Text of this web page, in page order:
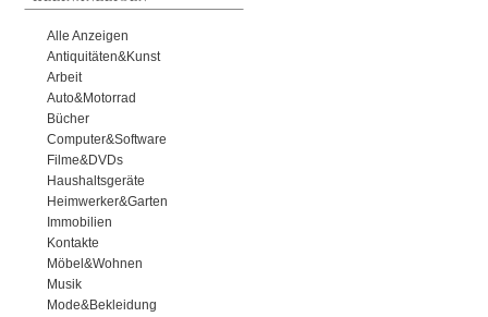
Alle Anzeigen
Antiquitäten&Kunst
Arbeit
Auto&Motorrad
Bücher
Computer&Software
Filme&DVDs
Haushaltsgeräte
Heimwerker&Garten
Immobilien
Kontakte
Möbel&Wohnen
Musik
Mode&Bekleidung